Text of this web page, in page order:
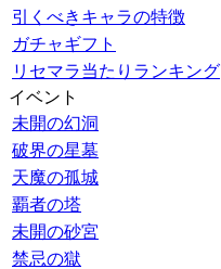
引くべきキャラの特徴
ガチャギフト
リセマラ当たりランキング
イベント
未開の幻洞
破界の星墓
天魔の孤城
覇者の塔
未開の砂宮
禁忌の獄